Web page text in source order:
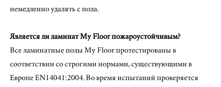
немедленно удалять с пола.
Является ли ламинат My Floor пожароустойчивым?
Все ламинатные полы My Floor протестированы в
соответствии со строгими нормами, существующими в
Европе EN14041:2004. Во время испытаний проверяется